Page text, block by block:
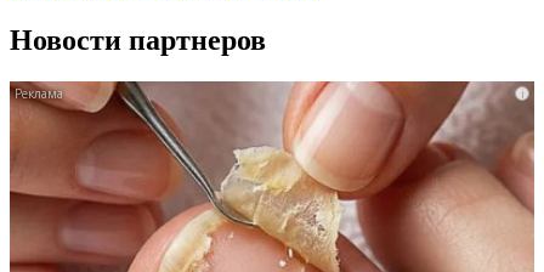
Новости партнеров
i